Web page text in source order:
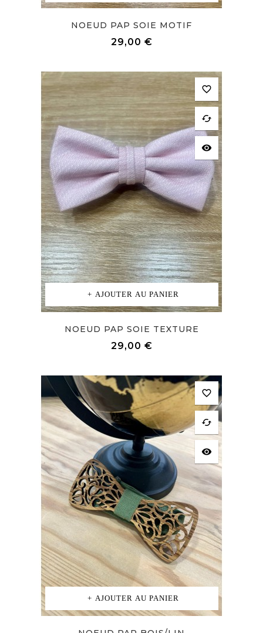
NOEUD PAP SOIE MOTIF
29,00 €Prix
AJOUTER AU PANIER
favorite_border
cached
visibility
NOEUD PAP SOIE TEXTURE
29,00 €Prix
AJOUTER AU PANIER
favorite_border
cached
visibility